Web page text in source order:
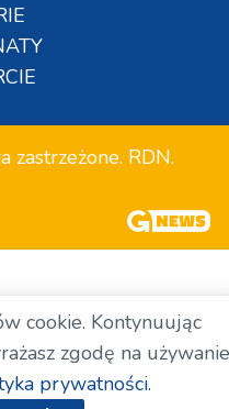
RDN.
cookie. Kontynuując
zgodę na używanie
prywatności.